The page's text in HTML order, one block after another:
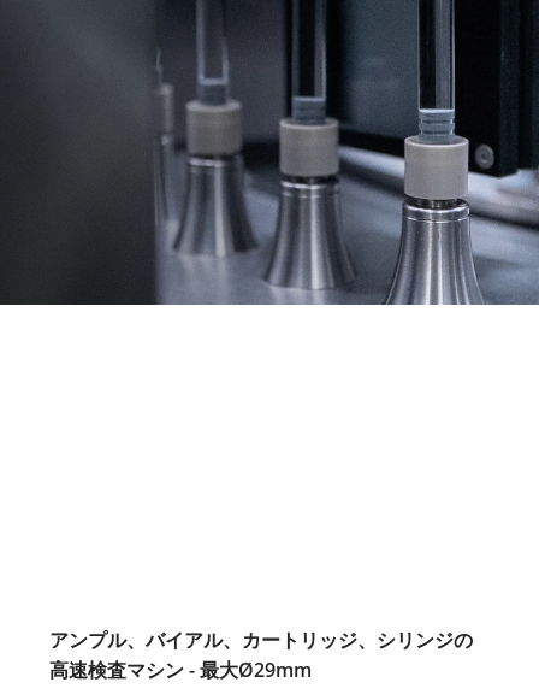
アンプル、バイアル、カートリッジ、シリンジの
高速検査マシン - 最大Ø29mm